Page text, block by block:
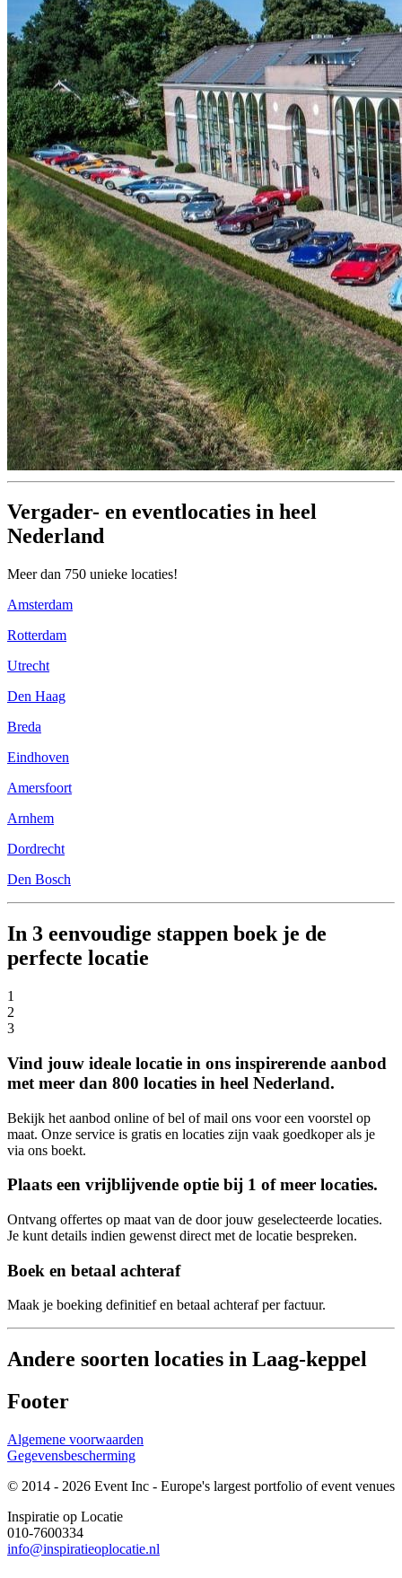
Vergader- en eventlocaties in heel
Nederland
Meer dan 750 unieke locaties!
Amsterdam
Rotterdam
Utrecht
Den Haag
Breda
Eindhoven
Amersfoort
Arnhem
Dordrecht
Den Bosch
In 3 eenvoudige stappen boek je de
perfecte locatie
1
2
3
Vind jouw ideale locatie in ons inspirerende aanbod
met meer dan 800 locaties in heel Nederland.
Bekijk het aanbod online of bel of mail ons voor een voorstel op
maat. Onze service is gratis en locaties zijn vaak goedkoper als je
via ons boekt.
Plaats een vrijblijvende optie bij 1 of meer locaties.
Ontvang offertes op maat van de door jouw geselecteerde locaties.
Je kunt details indien gewenst direct met de locatie bespreken.
Boek en betaal achteraf
Maak je boeking definitief en betaal achteraf per factuur.
Andere soorten locaties in Laag-keppel
Footer
Algemene voorwaarden
Gegevensbescherming
© 2014 - 2026 Event Inc - Europe's largest portfolio of event venues
Inspiratie op Locatie
010-7600334
info@inspiratieoplocatie.nl